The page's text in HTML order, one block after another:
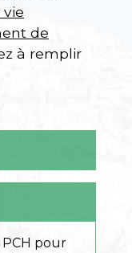
de
à remplir
pour